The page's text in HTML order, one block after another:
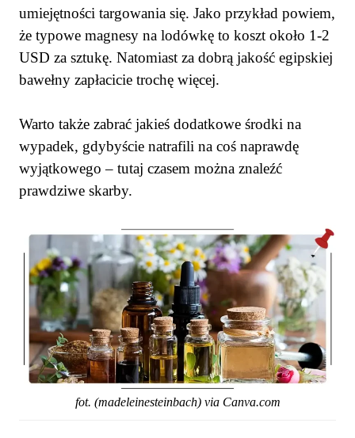
umiejętności targowania się. Jako przykład powiem,
że typowe magnesy na lodówkę to koszt około 1-2
USD za sztukę. Natomiast za dobrą jakość egipskiej
bawełny zapłacicie trochę więcej.
Warto także zabrać jakieś dodatkowe środki na
wypadek, gdybyście natrafili na coś naprawdę
wyjątkowego – tutaj czasem można znaleźć
prawdziwe skarby.
fot. (madeleinesteinbach) via Canva.com